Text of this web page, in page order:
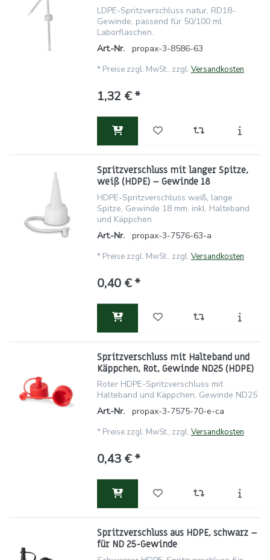
LDPE-Spritzverschluss natur, RD18-
Gewinde, passend für 50/100 ml
Laborflaschen.
Art.-Nr.
propax-3-8586-63
* Preise zzgl. MwSt., zzgl. Versandkosten
1,32 € *
Spritzverschluss mit langer Spitze,
weiß (HDPE) – Gewinde 18
HDPE-Spritzverschluss weiß, lange
Spitze, Gewinde 18 mm, inkl. Halteband
und Käppchen
Art.-Nr.
propax-3-7576-63-a
* Preise zzgl. MwSt., zzgl. Versandkosten
0,40 € *
Spritzverschluss mit Halteband und
Käppchen, Rot, Gewinde ND25 (HDPE)
Roter HDPE-Spritzverschluss mit
Halteband und Käppchen, Gewinde ND25
Art.-Nr.
propax-3-7575-70-e-ca
* Preise zzgl. MwSt., zzgl. Versandkosten
0,43 € *
Spritzverschluss aus HDPE, schwarz –
für ND 25-Gewinde